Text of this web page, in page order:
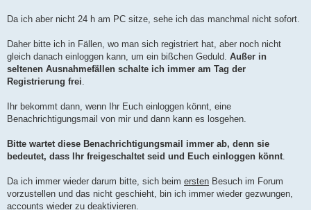
Da ich aber nicht 24 h am PC sitze, sehe ich das manchmal nicht sofort.
Daher bitte ich in Fällen, wo man sich registriert hat, aber noch nicht
gleich danach einloggen kann, um ein bißchen Geduld. Außer in
seltenen Ausnahmefällen schalte ich immer am Tag der
Registrierung frei
Ihr bekommt dann, wenn Ihr Euch einloggen könnt, eine
Benachrichtigungsmail von mir und dann kann es losgehen.
Bitte wartet diese Benachrichtigungsmail immer ab, denn sie
bedeutet, dass Ihr freigeschaltet seid und Euch einloggen könnt
Da ich immer wieder darum bitte, sich beim ersten Besuch im Forum
vorzustellen und das nicht geschieht, bin ich immer wieder gezwungen,
accounts wieder zu deaktivieren.